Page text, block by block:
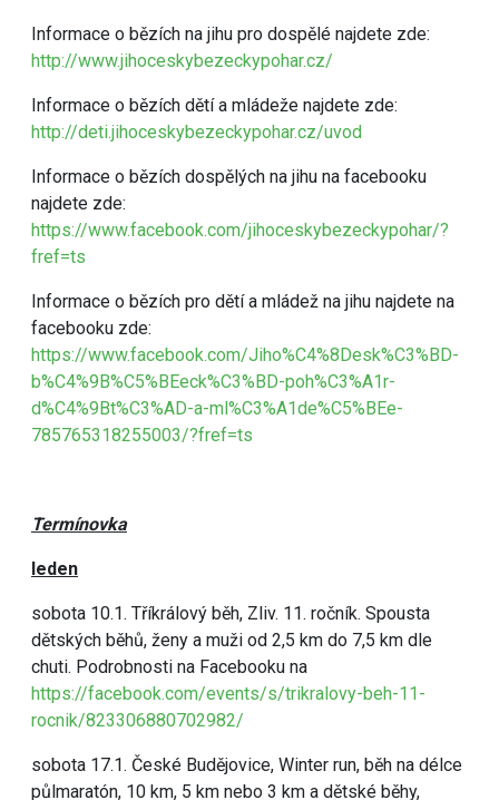
Informace o bězích na jihu pro dospělé najdete zde:
http://www.jihoceskybezeckypohar.cz/
Informace o bězích dětí a mládeže najdete zde:
http://deti.jihoceskybezeckypohar.cz/uvod
Informace o bězích dospělých na jihu na facebooku
najdete zde:
https://www.facebook.com/jihoceskybezeckypohar/?
fref=ts
Informace o bězích pro dětí a mládež na jihu najdete na
facebooku zde:
https://www.facebook.com/Jiho%C4%8Desk%C3%BD-
b%C4%9B%C5%BEeck%C3%BD-poh%C3%A1r-
d%C4%9Bt%C3%AD-a-ml%C3%A1de%C5%BEe-
785765318255003/?fref=ts
Termínovka
leden
sobota 10.1. Tříkrálový běh, Zliv. 11. ročník. Spousta
dětských běhů, ženy a muži od 2,5 km do 7,5 km dle
chuti. Podrobnosti na Facebooku na
https://facebook.com/events/s/trikralovy-beh-11-
rocnik/823306880702982/
sobota 17.1. České Budějovice, Winter run, běh na délce
půlmaratón, 10 km, 5 km nebo 3 km a dětské běhy,